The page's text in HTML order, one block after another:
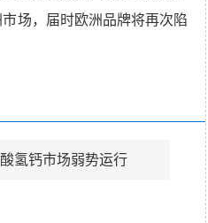
场，届时欧洲品牌将再次陷
氢钙市场弱势运行